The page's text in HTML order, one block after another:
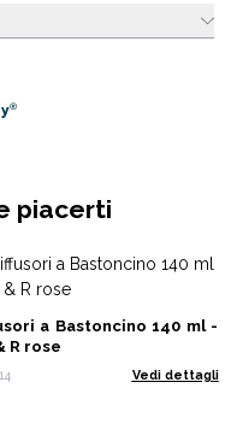
piacerti
a Bastoncino 140 ml -
R rose
Vedi dettagli